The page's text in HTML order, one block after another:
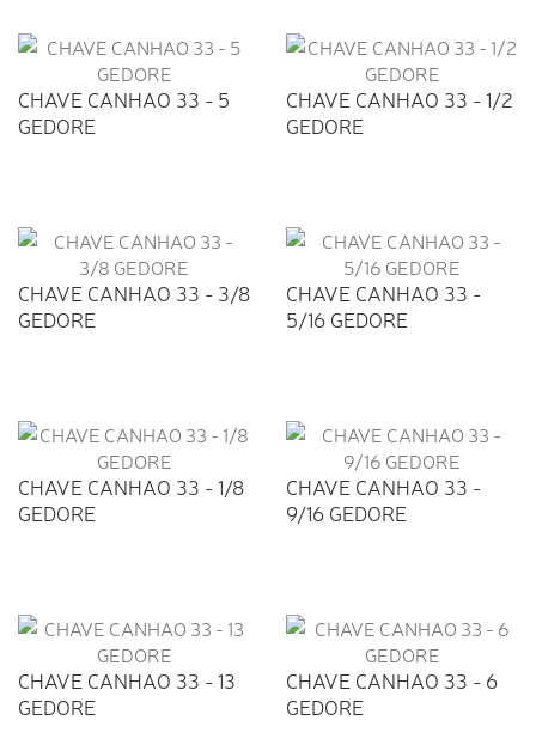
CHAVE CANHAO 33 - 5
GEDORE
CHAVE CANHAO 33 - 1/2
GEDORE
CHAVE CANHAO 33 - 3/8
GEDORE
CHAVE CANHAO 33 -
5/16 GEDORE
CHAVE CANHAO 33 - 1/8
GEDORE
CHAVE CANHAO 33 -
9/16 GEDORE
CHAVE CANHAO 33 - 13
GEDORE
CHAVE CANHAO 33 - 6
GEDORE